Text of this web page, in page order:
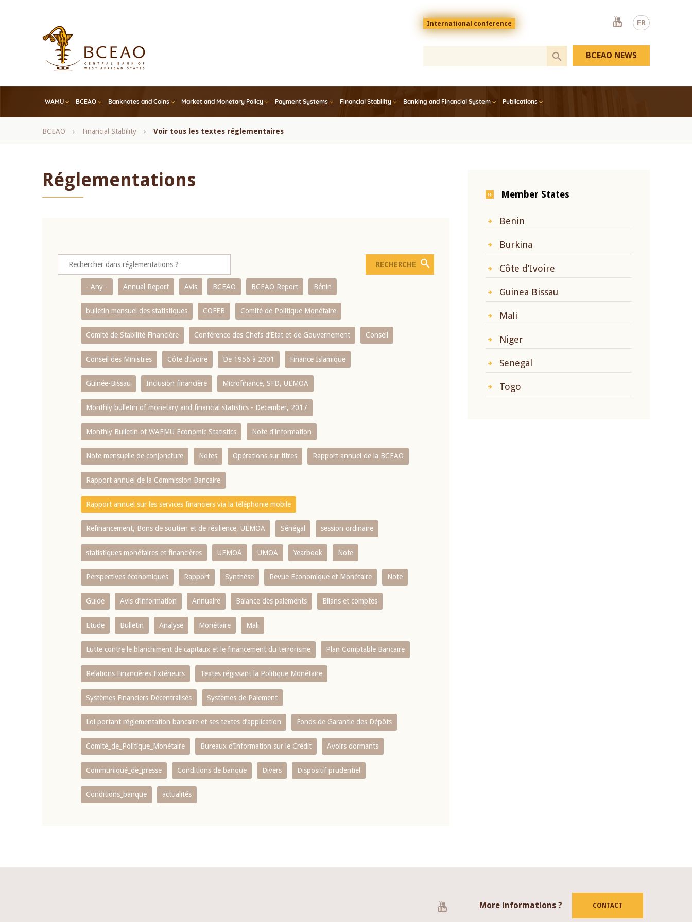
FR
Menu
top
En
International conference
Youtube
WAMU BCEAO Banknotes and Coins Market and Monetary Policy Payment Systems Financial Stability Banking and Financial System Publications
BCEAO NEWS
Breadcrumb
BCEAO Financial Stability Voir tous les textes réglementaires
Réglementations
- Any - Annual Report Avis BCEAO BCEAO Report Bénin
bulletin mensuel des statistiques COFEB Comité de Politique Monétaire
Comité de Stabilité Financière Conférence des Chefs d’Etat et de Gouvernement Conseil
Conseil des Ministres Côte d’Ivoire De 1956 à 2001 Finance Islamique
Guinée-Bissau Inclusion financière Microfinance, SFD, UEMOA
Monthly bulletin of monetary and financial statistics - December, 2017
Monthly Bulletin of WAEMU Economic Statistics Note d'information
Note mensuelle de conjoncture Notes Opérations sur titres Rapport annuel de la BCEAO
Rapport annuel de la Commission Bancaire
Rapport annuel sur les services financiers via la téléphonie mobile
Refinancement, Bons de soutien et de résilience, UEMOA Sénégal session ordinaire
statistiques monétaires et financières UEMOA UMOA Yearbook Note
Perspectives économiques Rapport Synthése Revue Economique et Monétaire Note
Guide Avis d’information Annuaire Balance des paiements Bilans et comptes
Etude Bulletin Analyse Monétaire Mali
Lutte contre le blanchiment de capitaux et le financement du terrorisme Plan Comptable Bancaire
Relations Financières Extérieurs Textes régissant la Politique Monétaire
Systèmes Financiers Décentralisés Systèmes de Paiement
Loi portant réglementation bancaire et ses textes d’application Fonds de Garantie des Dépôts
Comité_de_Politique_Monétaire Bureaux d’Information sur le Crédit Avoirs dormants
Communiqué_de_presse Conditions de banque Divers Dispositif prudentiel
Conditions_banque actualités
Member States
Benin
Burkina
Côte d’Ivoire
Guinea Bissau
Mali
Niger
Senegal
Togo
More informations ? CONTACT